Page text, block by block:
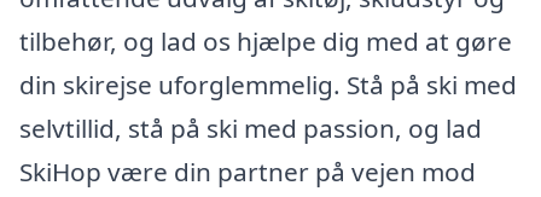
tilbehør, og lad os hjælpe dig med at gøre
din skirejse uforglemmelig. Stå på ski med
selvtillid, stå på ski med passion, og lad
SkiHop være din partner på vejen mod